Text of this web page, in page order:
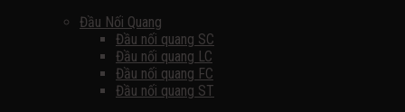
Đầu Nối Quang
Đầu nối quang SC
Đầu nối quang LC
Đầu nối quang FC
Đầu nối quang ST